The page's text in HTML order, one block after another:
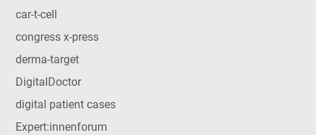
car-t-cell
congress x-press
derma-target
DigitalDoctor
digital patient cases
Expert:innenforum